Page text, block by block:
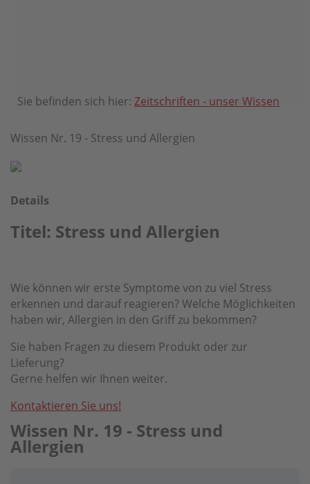
Sie befinden sich hier: Zeitschriften - unser Wissen
Wissen Nr. 19 - Stress und Allergien
Details
Titel: Stress und Allergien
Wie können wir erste Symptome von zu viel Stress
erkennen und darauf reagieren? Welche Möglichkeiten
haben wir, Allergien in den Griff zu bekommen?
Sie haben Fragen zu diesem Produkt oder zur
Lieferung?
Gerne helfen wir Ihnen weiter.
Kontaktieren Sie uns!
Wissen Nr. 19 - Stress und
Allergien